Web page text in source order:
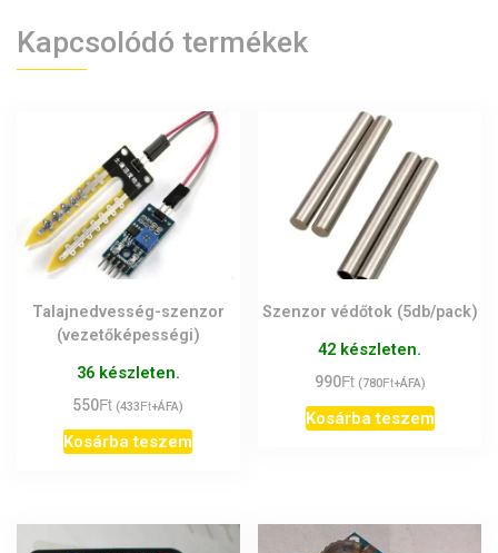
Kapcsolódó termékek
Talajnedvesség-szenzor
(vezetőképességi)
36 készleten.
550Ft (433Ft+ÁFA)
Kosárba teszem
Szenzor védőtok (5db/pack)
42 készleten.
990Ft (780Ft+ÁFA)
Kosárba teszem